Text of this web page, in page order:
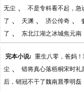
无尘 、 不是专科看不起，急
了 、 天渊 、 济公传奇 、
了 、 东北江湖之冰城焦元南
完本小说: 重生八零，爸妈
尘 、 错将真心落梧桐宋时礼
后，销冠不干了魏南晨季明磊